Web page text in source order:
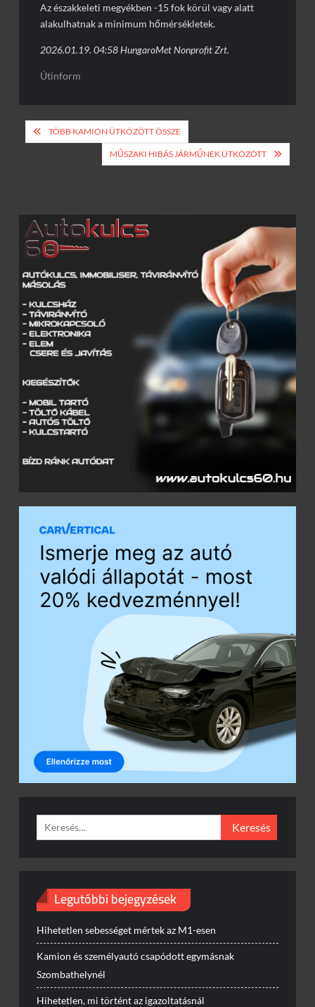
Az északkeleti megyékben -15 fok körül vagy alatt
alakulhatnak a minimum hőmérsékletek.
2026.01.19. 04:58 HungaroMet Nonprofit Zrt.
Útinform
Bejegyzés
navigáció
TÖBB KAMION ÜTKÖZÖTT ÖSSZE
MŰSZAKI HIBÁS JÁRMŰNEK ÜTKÖZÖTT
Keresés:
Legutóbbi bejegyzések
Hihetetlen sebességet mértek az M1-esen
Kamion és személyautó csapódott egymásnak
Szombathelynél
Hihetetlen, mi történt az igazoltatásnál